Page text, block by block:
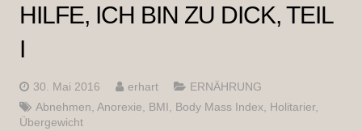
HILFE, ICH BIN ZU DICK, TEIL
I
30. Mai 2016 erhart
ERNÄHRUNG
Abnehmen Anorexie BMI Body Mass Index Holitarier,
Übergewicht